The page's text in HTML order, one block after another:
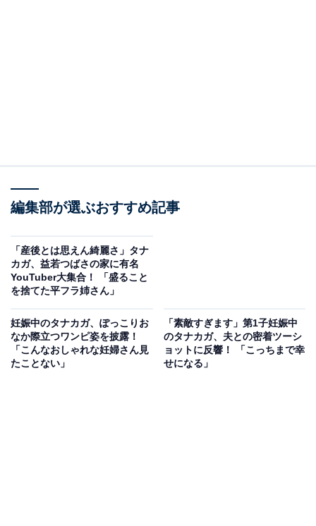
編集部が選ぶおすすめ記事
「産後とは思えん綺麗さ」タナ
カガ、益若つばさの家に有名
YouTuber大集合！ 「盛ること
を捨てた平フラ姉さん」
妊娠中のタナカガ、ぽっこりお
なか際立つワンピ姿を披露！
「こんなおしゃれな妊婦さん見
たことない」
「素敵すぎます」第1子妊娠中
のタナカガ、夫との密着ツーシ
ョットに反響！ 「こっちまで幸
せになる」